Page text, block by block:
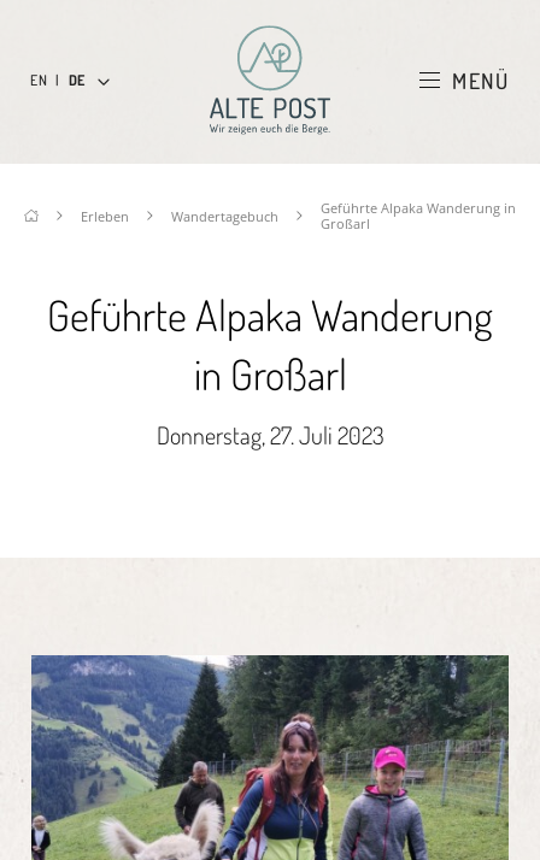
EN | DE MENÜ
Erleben Wandertagebuch
Geführte Alpaka Wanderung in
Großarl
Geführte Alpaka Wanderung
in Großarl
Donnerstag, 27. Juli 2023